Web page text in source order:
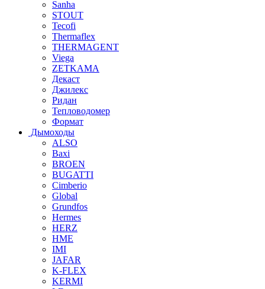
Sanha
STOUT
Tecofi
Thermaflex
THERMAGENT
Viega
ZETKAMA
Декаст
Джилекс
Ридан
Тепловодомер
Формат
Дымоходы
ALSO
Baxi
BROEN
BUGATTI
Cimberio
Global
Grundfos
Hermes
HERZ
HME
IMI
JAFAR
K-FLEX
KERMI